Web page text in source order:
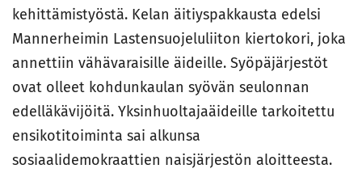
kehittämistyöstä. Kelan äitiyspakkausta edelsi
Mannerheimin Lastensuojeluliiton kiertokori, joka
annettiin vähävaraisille äideille. Syöpäjärjestöt
ovat olleet kohdunkaulan syövän seulonnan
edelläkävijöitä. Yksinhuoltajaäideille tarkoitettu
ensikotitoiminta sai alkunsa
sosiaalidemokraattien naisjärjestön aloitteesta.